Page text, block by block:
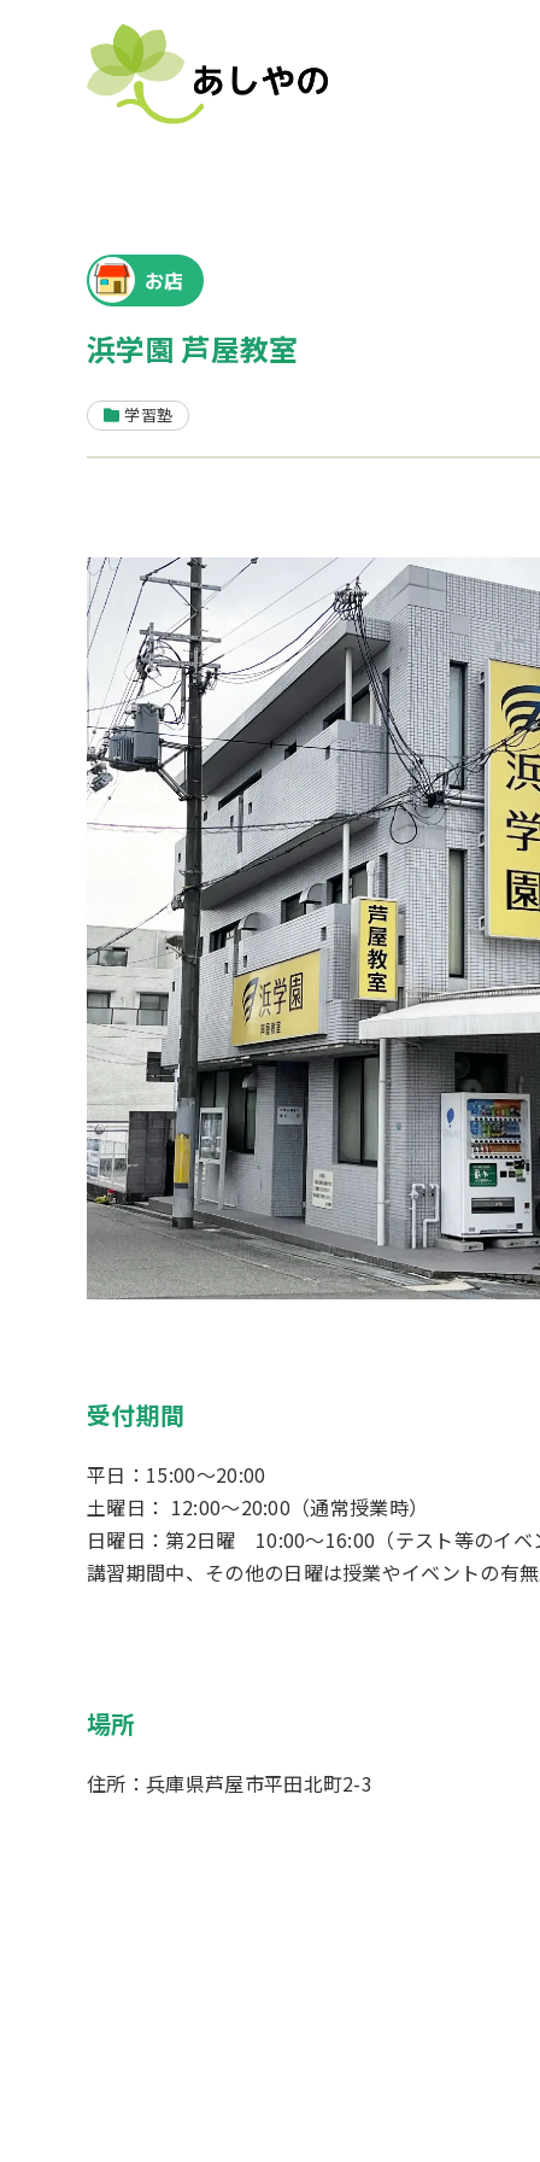
お店
浜学園 芦屋教室
学習塾
受付期間
平日：15:00〜20:00
土曜日： 12:00～20:00（通常授業時）
日曜日：第2日曜 10:00～16:00（テスト等のイベ
講習期間中、その他の日曜は授業やイベントの有
場所
住所：兵庫県芦屋市平田北町2-3